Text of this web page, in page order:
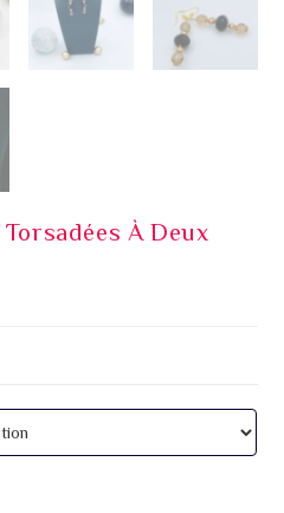
À Deux